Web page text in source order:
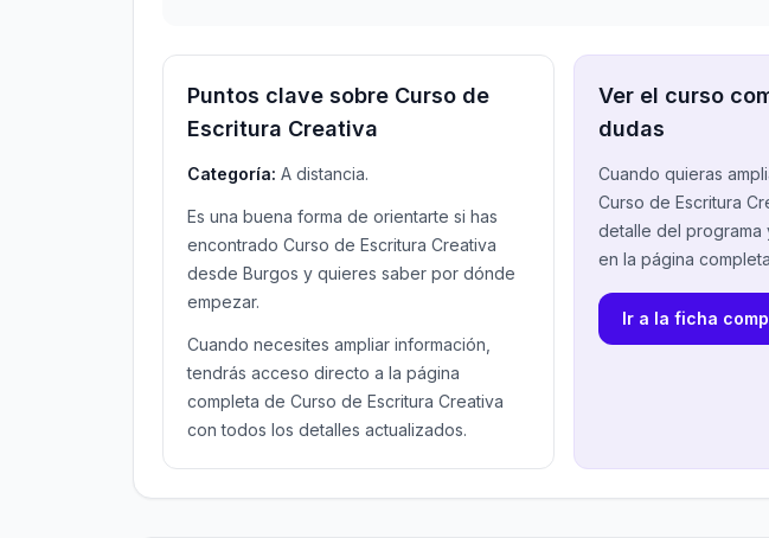
Puntos clave sobre Curso de
Escritura Creativa
Categoría: A distancia.
Es una buena forma de orientarte si has
encontrado Curso de Escritura Creativa
desde Burgos y quieres saber por dónde
empezar.
Cuando necesites ampliar información,
tendrás acceso directo a la página
completa de Curso de Escritura Creativa
con todos los detalles actualizados.
Ver el curso
dudas
Cuando quieras
Curso de Escritura
detalle del programa
en la página
Ir a la ficha